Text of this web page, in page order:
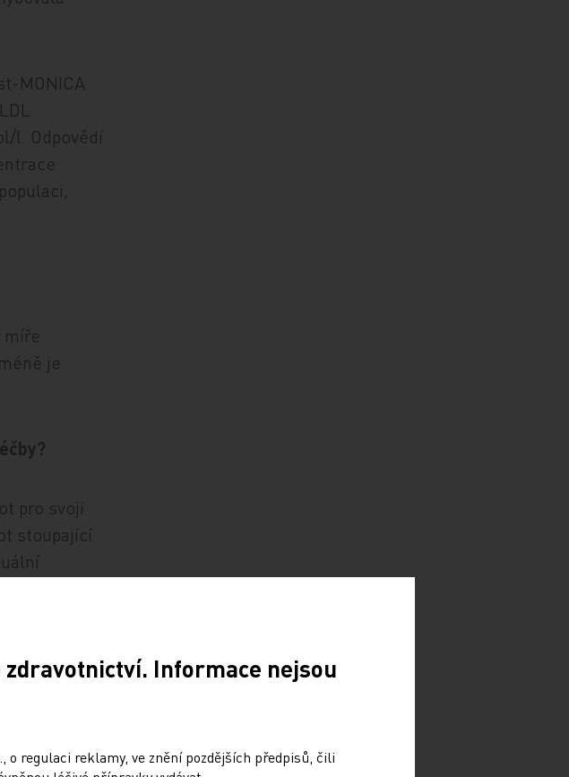
MONICA
l. Odpovědí
je
pro svoji
stoupající
délky přežití
Informace nejsou
o regulaci reklamy, ve znění pozdějších předpisů, čili